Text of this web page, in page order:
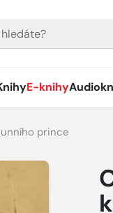
E-knihy
prince